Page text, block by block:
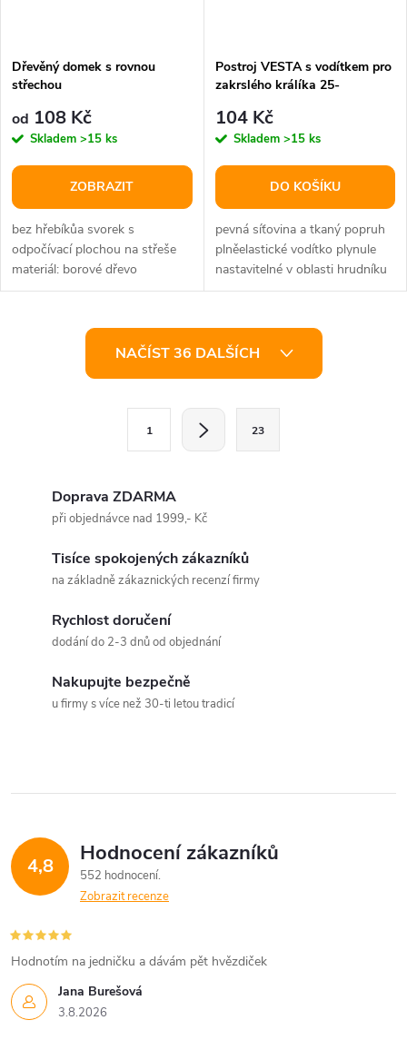
Dřevěný domek s rovnou
střechou
od 108 Kč
Skladem >15 ks
ZOBRAZIT
bez hřebíkůa svorek s
odpočívací plochou na střeše
materiál: borové dřevo
Postroj VESTA s vodítkem pro
zakrslého králíka 25-
104 Kč
Skladem >15 ks
DO KOŠÍKU
pevná síťovina a tkaný popruh
plněelastické vodítko plynule
nastavitelné v oblasti hrudníku
a břicha se suchým zipem...
ý
p
i
s
u
NAČÍST 36 DALŠÍCH
1 23
Doprava ZDARMA
při objednávce nad 1999,- Kč
Tisíce spokojených zákazníků
na základně zákaznických recenzí firmy
Rychlost doručení
dodání do 2-3 dnů od objednání
Nakupujte bezpečně
u firmy s více než 30-ti letou tradicí
4,8 Hodnocení zákazníků
552 hodnocení
Zobrazit recenze
Jana Burešová
3.8.2026
Hodnotím na jedničku a dávám pět hvězdiček